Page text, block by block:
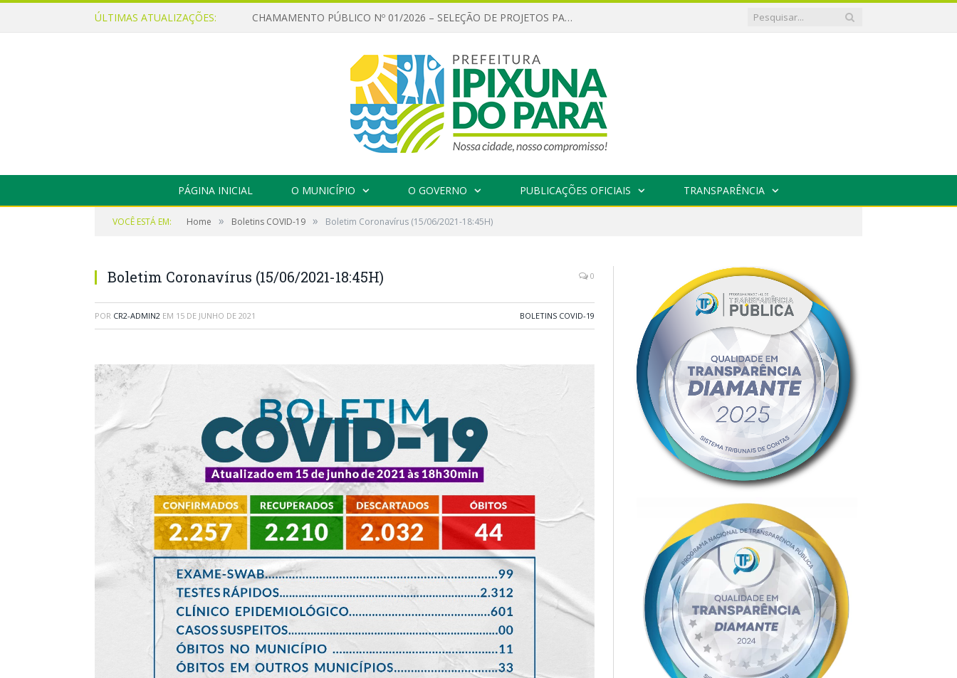
ÚLTIMAS ATUALIZAÇÕES: CHAMAMENTO PÚBLICO Nº 01/2026 – SELEÇÃO DE PROJETOS PARA FIRMAR TERMO DE EXECUÇÃO CULTURAL COM RECURSOS DA POLÍTICA NACIONAL ALDIR BLANC DE FOMENTO À CULTURA – PNAB (LEI Nº 14.399/2022)
PÁGINA INICIAL O MUNICÍPIO O GOVERNO PUBLICAÇÕES OFICIAIS TRANSPARÊNCIA
VOCÊ ESTÁ EM: Home » Boletins COVID-19 » Boletim Coronavírus (15/06/2021-18:45H)
Boletim Coronavírus (15/06/2021-18:45H) 0
POR CR2-ADMIN2 EM 15 DE JUNHO DE 2021 BOLETINS COVID-19